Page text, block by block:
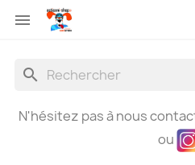

search
N'hésitez pas à nous
ou